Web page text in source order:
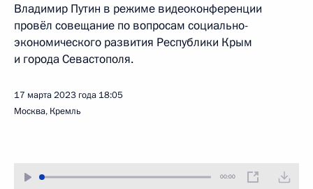
Владимир Путин в режиме видеоконференции
провёл совещание по вопросам социально-
экономического развития Республики Крым
и города Севастополя.
17 марта 2023 года 18:05
Москва, Кремль
00:00